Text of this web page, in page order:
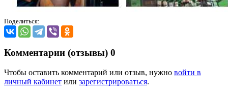
Поделиться:
Комментарии (отзывы) 0
Чтобы оставить комментарий или отзыв, нужно войти в
личный кабинет или зарегистрироваться.